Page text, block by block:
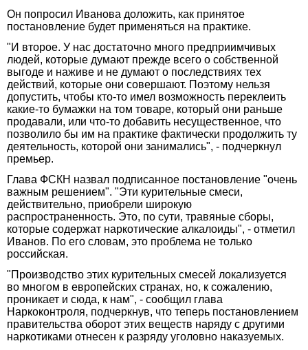
Он попросил Иванова доложить, как принятое
постановление будет применяться на практике.
"И второе. У нас достаточно много предприимчивых
людей, которые думают прежде всего о собственной
выгоде и наживе и не думают о последствиях тех
действий, которые они совершают. Поэтому нельзя
допустить, чтобы кто-то имел возможность переклеить
какие-то бумажки на том товаре, который они раньше
продавали, или что-то добавить несущественное, что
позволило бы им на практике фактически продолжить ту
деятельность, которой они занимались", - подчеркнул
премьер.
Глава ФСКН назвал подписанное постановление "очень
важным решением". "Эти курительные смеси,
действительно, приобрели широкую
распространенность. Это, по сути, травяные сборы,
которые содержат наркотические алкалоиды", - отметил
Иванов. По его словам, это проблема не только
российская.
"Производство этих курительных смесей локализуется
во многом в европейских странах, но, к сожалению,
проникает и сюда, к нам", - сообщил глава
Наркоконтроля, подчеркнув, что теперь постановлением
правительства оборот этих веществ наряду с другими
наркотиками отнесен к разряду уголовно наказуемых.